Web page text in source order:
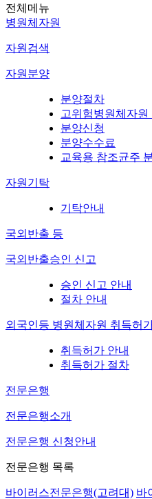
전체메뉴
병원체자원
자원검색
자원분양
분양절차
고위험병원체자원
분양신청
분양수수료
교육용 참조균주
자원기탁
기탁안내
국외반출 등
국외반출승인 신고
승인 신고 안내
절차 안내
외국인등 병원체자원 취득허
취득허가 안내
취득허가 절차
전문은행
전문은행소개
전문은행 신청안내
전문은행 목록
바이러스전문은행(고려대) 바